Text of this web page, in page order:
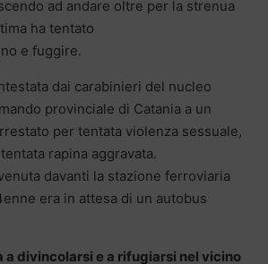
ad andare oltre per la strenua
ha tentato
e fuggire.
dai carabinieri del nucleo
provinciale di Catania a un
per tentata violenza sessuale,
rapina aggravata.
davanti la stazione ferroviaria
era in attesa di un autobus
a divincolarsi e a rifugiarsi nel vicino